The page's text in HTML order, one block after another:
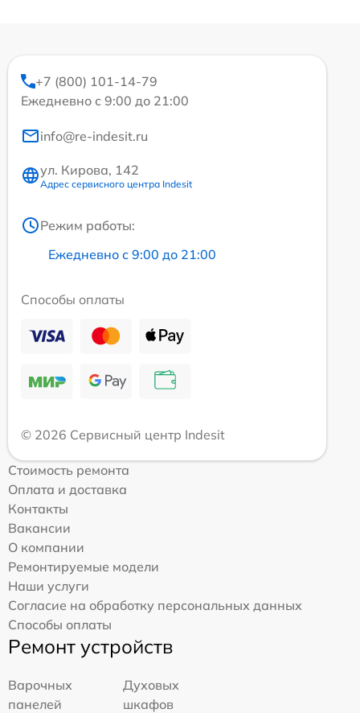
+7 (800) 101-14-79
Ежедневно с 9:00 до 21:00
info@re-indesit.ru
ул. Кирова, 142
Адрес сервисного центра Indesit
Режим работы:
Ежедневно с 9:00 до 21:00
Способы оплаты
© 2026 Сервисный центр Indesit
Стоимость ремонта
Оплата и доставка
Контакты
Вакансии
О компании
Ремонтируемые модели
Наши услуги
Согласие на обработку персональных данных
Способы оплаты
Ремонт устройств
Варочных
панелей
Духовых
шкафов